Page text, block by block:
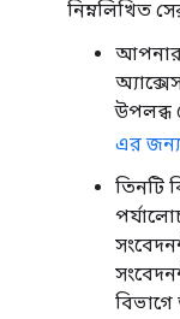
নিম্নলিখিত
আপনার
উপলব্ধ
এর জন্য
তিনটি